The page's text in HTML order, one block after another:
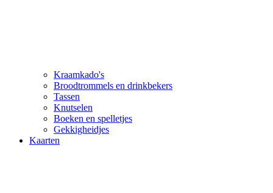
Kraamkado's
Broodtrommels en drinkbekers
Tassen
Knutselen
Boeken en spelletjes
Gekkigheidjes
Kaarten